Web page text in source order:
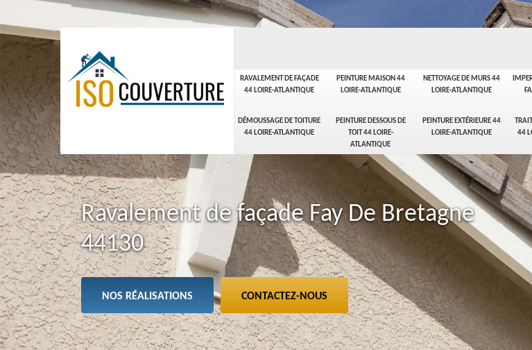
RAVALEMENT DE FAÇADE
44 LOIRE-ATLANTIQUE
PEINTURE MAISON 44
LOIRE-ATLANTIQUE
NETTOYAGE DE MURS 44
LOIRE-ATLANTIQUE
DÉMOUSSAGE DE TOITURE
44 LOIRE-ATLANTIQUE
PEINTURE DESSOUS DE
TOIT 44 LOIRE-
ATLANTIQUE
PEINTURE EXTÉRIEURE 44
LOIRE-ATLANTIQUE
44
Ravalement de façade Fay De Bretagne
44130
NOS RÉALISATIONS CONTACTEZ-NOUS